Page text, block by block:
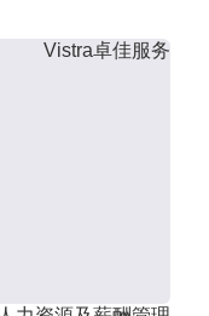
Vistra卓佳服务